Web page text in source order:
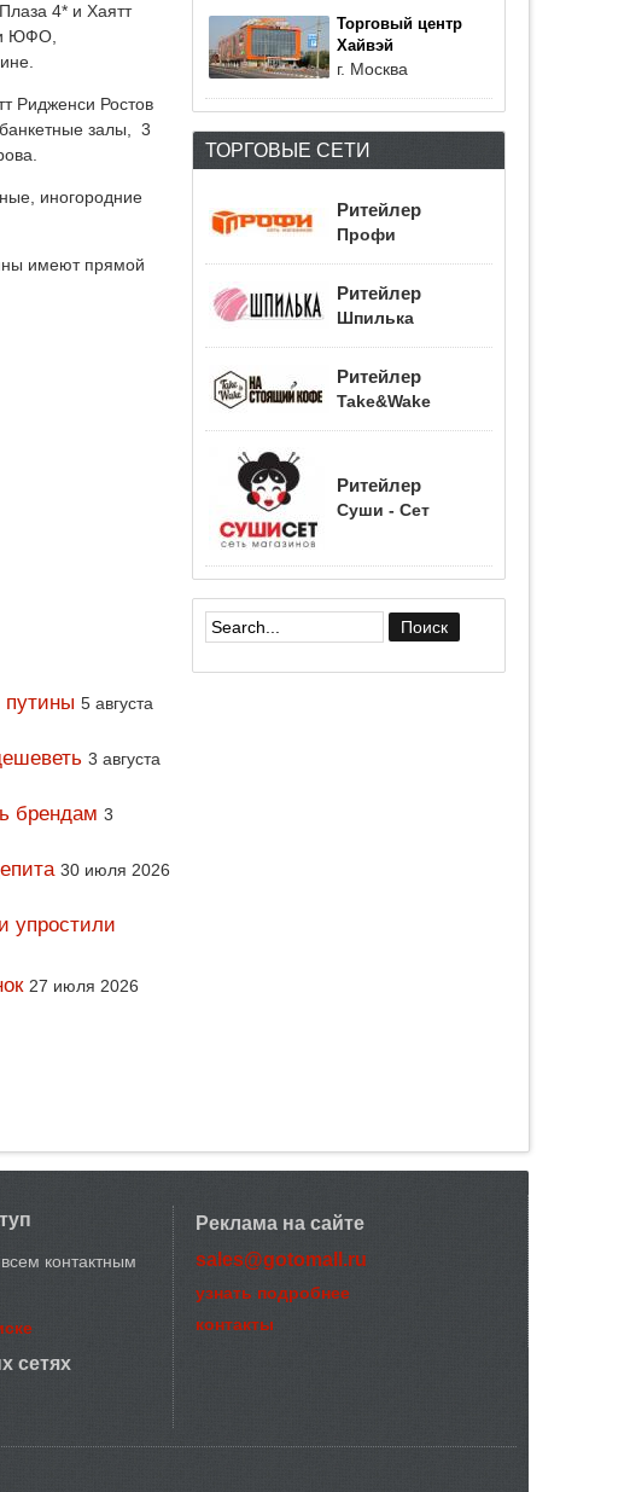
4* и Хаятт
и ЮФО,
Ридженси Ростов
залы, 3
иногородние
имеют прямой
путины 5 августа
3 августа
брендам 3
30 июля 2026
упростили
27 июля 2026
Торговый центр
Хайвэй
г. Москва
ТОРГОВЫЕ СЕТИ
Ритейлер
Профи
Ритейлер
Шпилька
Ритейлер
Take&Wake
Ритейлер
Суши - Сет
Форма поиска
всем контактным
сетях
Реклама на сайте
sales@gotomall.ru
узнать подробнее
контакты